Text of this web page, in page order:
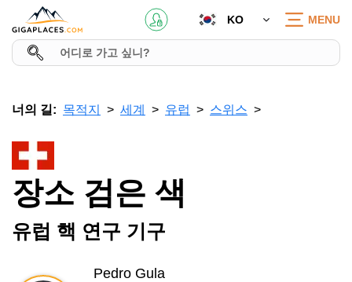
KO MENU
너의 길: 목적지 세계 유럽 스위스
장소 검은 색
유럽 핵 연구 기구
Pedro Gula